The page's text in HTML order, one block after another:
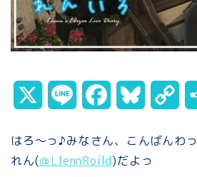
c
はろ～っ♪みなさん、こんばんわっ
れん(＠LlennRoild)だよっ